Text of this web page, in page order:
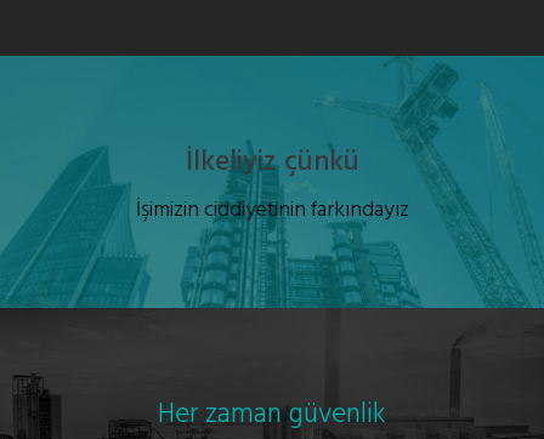
İlkeliyiz çünkü
İşimizin ciddiyetinin farkındayız
Her zaman güvenlik